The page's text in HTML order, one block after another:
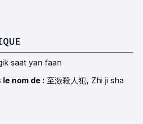
saat yan faan
nom de : 至激殺人犯, Zhi ji sha